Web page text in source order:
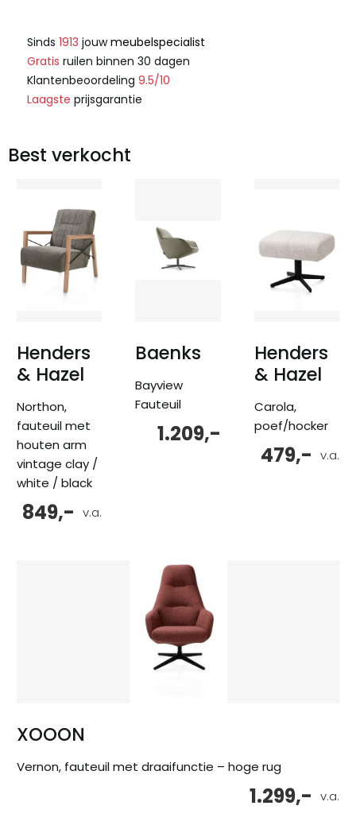
Sinds 1913 jouwmeubelspecialist
Gratis ruilen binnen 30 dagen
Klantenbeoordeling 9.5/10
Laagste prijsgarantie
Best verkocht
Henders
& Hazel
Northon,
fauteuil met
houten arm
vintage clay /
white / black
v.a.
849,-
Baenks
Bayview
Fauteuil
1.209,-
Henders
& Hazel
Carola,
poef/hocker
v.a.
479,-
XOOON
Vernon, fauteuil met draaifunctie – hoge rug
v.a.
1.299,-